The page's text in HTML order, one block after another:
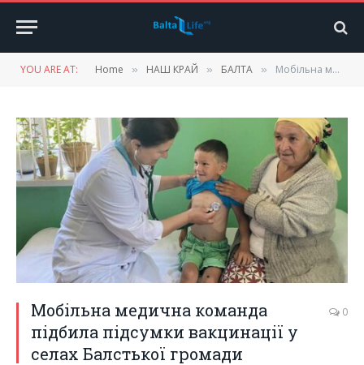
YOU ARE AT: Home » НАШ КРАЙ » БАЛТА » Мобільна медична команда підбила підсумки вакцинації у селах Балстької громади
Мобільна медична команда
підбила підсумки вакцинації у
селах Балстької громади
0